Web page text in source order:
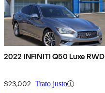
2022 INFINITI Q50 Luxe RWD
$23,002 Trato justo